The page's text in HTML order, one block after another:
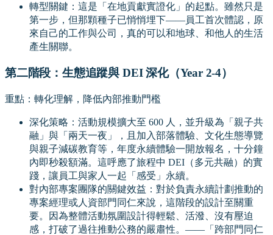
轉型關鍵：這是「在地貢獻實證化」的起點。雖然只是
第一步，但那顆種子已悄悄埋下——員工首次體認，原
來自己的工作與公司，真的可以和地球、和他人的生活
產生關聯。
第二階段：生態追蹤與 DEI 深化（Year 2-4）
重點：轉化理解，降低內部推動門檻
深化策略：活動規模擴大至 600 人，並升級為「親子共
融」與「兩天一夜」，且加入部落體驗、文化生態導覽
與親子減碳教育等，年度永續體驗一開放報名，十分鐘
內即秒殺額滿。這呼應了旅程中 DEI（多元共融）的實
踐，讓員工與家人一起「感受」永續。
對內部專案團隊的關鍵效益：對於負責永續計劃推動的
專案經理或人資部門同仁來說，這階段的設計至關重
要。因為整體活動氛圍設計得輕鬆、活潑、沒有壓迫
感，打破了過往推動公務的嚴肅性。——「跨部門同仁